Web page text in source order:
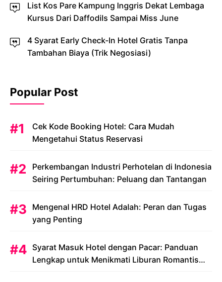
List Kos Pare Kampung Inggris Dekat Lembaga
Kursus Dari Daffodils Sampai Miss June
4 Syarat Early Check-In Hotel Gratis Tanpa
Tambahan Biaya (Trik Negosiasi)
Popular Post
Cek Kode Booking Hotel: Cara Mudah
Mengetahui Status Reservasi
Perkembangan Industri Perhotelan di Indonesia
Seiring Pertumbuhan: Peluang dan Tantangan
Mengenal HRD Hotel Adalah: Peran dan Tugas
yang Penting
Syarat Masuk Hotel dengan Pacar: Panduan
Lengkap untuk Menikmati Liburan Romantis